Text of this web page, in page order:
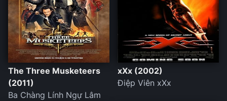
The Three Musketeers
(2011)
Ba Chàng Lính Ngự Lâm
xXx (2002)
Điệp Viên xXx